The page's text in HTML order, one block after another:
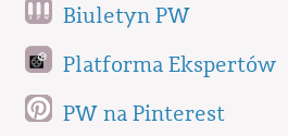
Biuletyn PW
Platforma Ekspertów
PW na Pinterest